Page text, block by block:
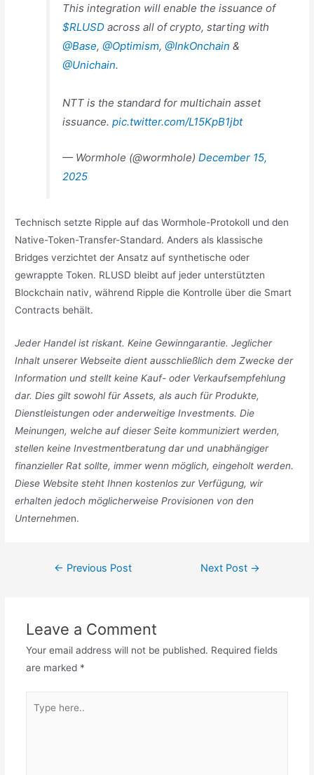
This integration will enable the issuance of
$RLUSD across all of crypto, starting with
@Base, @Optimism, @InkOnchain &
@Unichain.
NTT is the standard for multichain asset
issuance.pic.twitter.com/L15KpB1jbt
— Wormhole (@wormhole)December 15,
2025
Technisch setzte Ripple auf das Wormhole-Protokoll und den
Native-Token-Transfer-Standard. Anders als klassische
Bridges verzichtet der Ansatz auf synthetische oder
gewrappte Token. RLUSD bleibt auf jeder unterstützten
Blockchain nativ, während Ripple die Kontrolle über die Smart
Contracts behält.
Jeder Handel ist riskant. Keine Gewinngarantie. Jeglicher
Inhalt unserer Webseite dient ausschließlich dem Zwecke der
Information und stellt keine Kauf- oder Verkaufsempfehlung
dar. Dies gilt sowohl für Assets, als auch für Produkte,
Dienstleistungen oder anderweitige Investments. Die
Meinungen, welche auf dieser Seite kommuniziert werden,
stellen keine Investmentberatung dar und unabhängiger
finanzieller Rat sollte, immer wenn möglich, eingeholt werden.
Diese Website steht Ihnen kostenlos zur Verfügung, wir
erhalten jedoch möglicherweise Provisionen von den
Unternehmen.
Post← Previous Post Next Post →
Leave a Comment
Your email address will not be published. Required fields
are marked *
here..